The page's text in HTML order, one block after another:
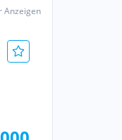
Anzeigen